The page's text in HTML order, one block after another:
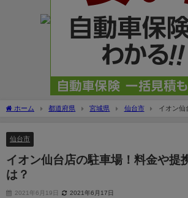
ホーム 都道府県 宮城県 仙台市
イオン仙
仙台市
イオン仙台店の駐車場！料金や提
は？
2021年6月19日 2021年6月17日